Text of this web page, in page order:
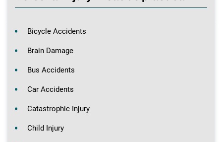
Bicycle Accidents
Brain Damage
Bus Accidents
Car Accidents
Catastrophic Injury
Child Injury